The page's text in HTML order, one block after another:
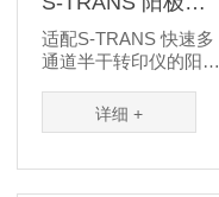
冲液
适配S-TRANS 快速多
通道半干转印仪的阳极
详细 +